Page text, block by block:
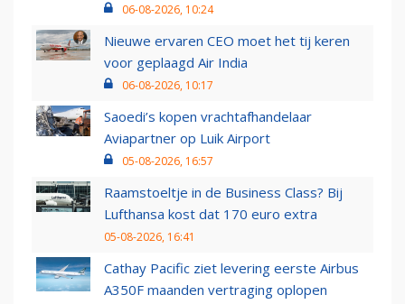
06-08-2026, 10:24
Nieuwe ervaren CEO moet het tij keren
voor geplaagd Air India
06-08-2026, 10:17
Saoedi’s kopen vrachtafhandelaar
Aviapartner op Luik Airport
05-08-2026, 16:57
Raamstoeltje in de Business Class? Bij
Lufthansa kost dat 170 euro extra
05-08-2026, 16:41
Cathay Pacific ziet levering eerste Airbus
A350F maanden vertraging oplopen